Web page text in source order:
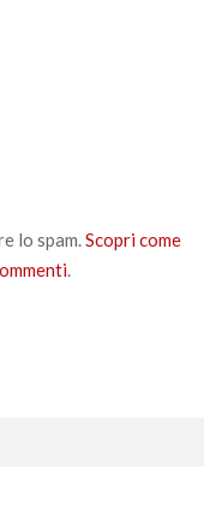
lo spam.Scopri come
.